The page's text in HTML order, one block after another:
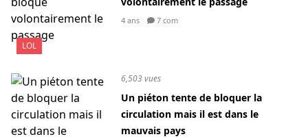
LOL
4 ans 7 com
6,503 vues
Un piéton tente de bloquer la
circulation mais il est dans le
mauvais pays